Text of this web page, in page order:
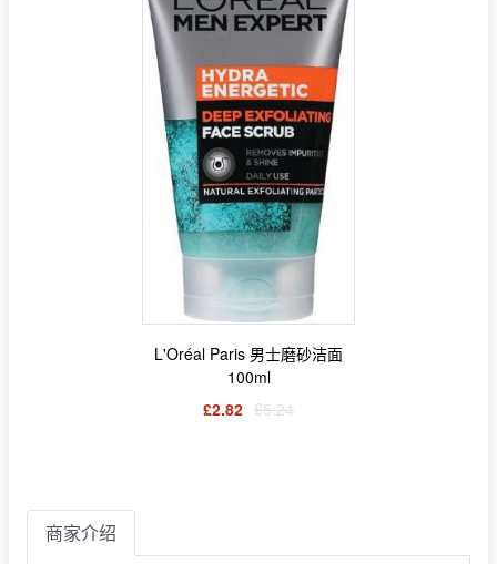
L'Oréal Paris 男士磨砂洁面
100ml
£2.82 £5.24
商家介绍